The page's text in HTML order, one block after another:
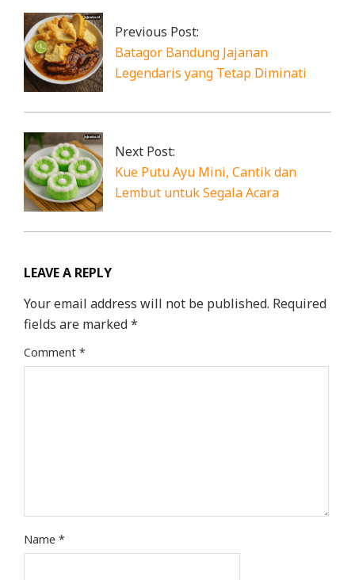
11-
29
Previous Post:
Batagor Bandung Jajanan
Legendaris yang Tetap Diminati
Next Post:
Kue Putu Ayu Mini, Cantik dan
Lembut untuk Segala Acara
LEAVE A REPLY
Your email address will not be published. Required
fields are marked*
Comment *
Name *